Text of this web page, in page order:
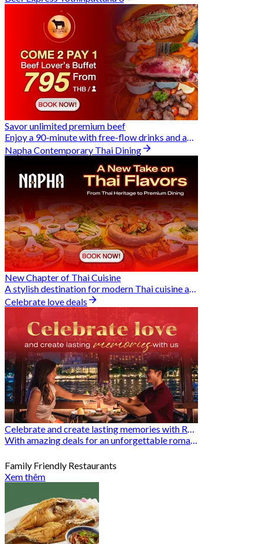
Savor unlimited premium beef
Napha Contemporary Thai Dining
New Chapter of Thai Cuisine
A stylish destination for modern Thai cuisine and memorable dining moments
Celebrate love deals
Celebrate and create lasting memories with Romantic Restaurants
With amazing deals for an unforgettable romantic experience
Family Friendly Restaurants
Xem thêm